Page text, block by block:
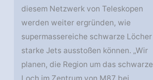
diesem Netzwerk von Teleskopen
werden weiter ergründen, wie
supermassereiche schwarze Löcher
starke Jets ausstoßen können. „Wir
planen, die Region um das schwarze
Loch im Zentrum von M87 bei